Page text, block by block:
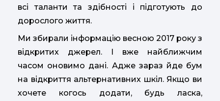
всі таланти та здібності і підготують до
дорослого життя.
Ми збирали інформацію весною 2017 року з
відкритих джерел. І вже найближчим
часом оновимо дані. Адже зараз йде бум
на відкриття альтернативних шкіл. Якщо ви
хочете когось додати, будь ласка,